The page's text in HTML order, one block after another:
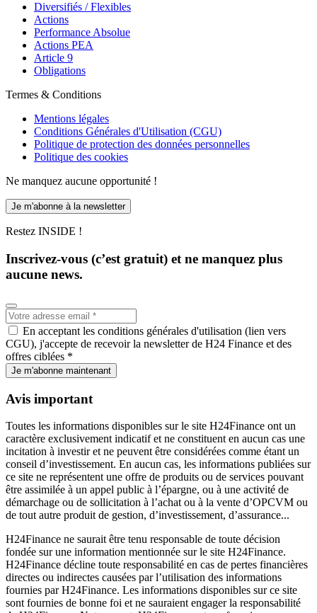
Diversifiés / Flexibles
Actions
Performance Absolue
Actions PEA
Article 9
Obligations
Termes & Conditions
Mentions légales
Conditions Générales d'Utilisation (CGU)
Politique de protection des données personnelles
Politique des cookies
Ne manquez aucune opportunité !
Je m'abonne à la newsletter
Restez INSIDE !
Inscrivez-vous (c’est gratuit) et ne manquez plus
aucune news.
En acceptant les conditions générales d'utilisation (lien vers
CGU), j'accepte de recevoir la newsletter de H24 Finance et des
offres ciblées *
Je m'abonne maintenant
Avis important
Toutes les informations disponibles sur le site H24Finance ont un
caractère exclusivement indicatif et ne constituent en aucun cas une
incitation à investir et ne peuvent être considérées comme étant un
conseil d’investissement. En aucun cas, les informations publiées sur
ce site ne représentent une offre de produits ou de services pouvant
être assimilée à un appel public à l’épargne, ou à une activité de
démarchage ou de sollicitation à l’achat ou à la vente d’OPCVM ou
de tout autre produit de gestion, d’investissement, d’assurance...
H24Finance ne saurait être tenu responsable de toute décision
fondée sur une information mentionnée sur le site H24Finance.
H24Finance décline toute responsabilité en cas de pertes financières
directes ou indirectes causées par l’utilisation des informations
fournies par H24Finance. Les informations disponibles sur ce site
sont fournies de bonne foi et ne sauraient engager la responsabilité